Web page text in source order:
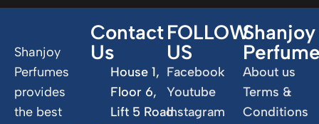
Shanjoy
Perfumes
provides
the best
Contact
Us
House 1,
Floor 6,
Lift 5 Road
FOLLOW
US
Facebook
Youtube
Instagram
Shanjoy
About us
Terms &
Conditions